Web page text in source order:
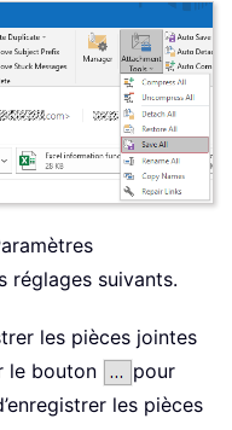
réglages suivants.
les pièces jointes
le bouton
pour
les pièces